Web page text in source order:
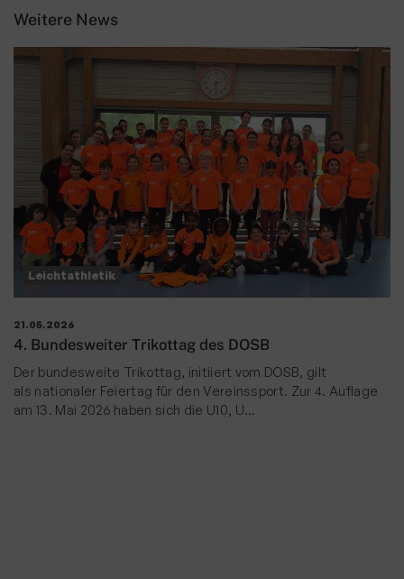
Weitere News
Leichtathletik
21.05.2026
4. Bundesweiter Trikottag des DOSB
Der bundesweite Trikottag, initiiert vom DOSB, gilt
als nationaler Feiertag für den Vereinssport. Zur 4. Auflage
am 13. Mai 2026 haben sich die U10, U…